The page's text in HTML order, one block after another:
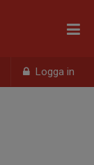
Logga in